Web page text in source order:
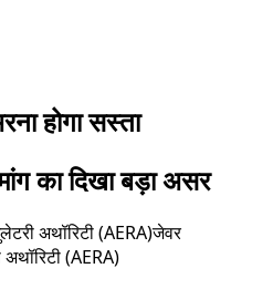
होगा सस्ता
का दिखा बड़ा असर
अथॉरिटी (AERA)जेवर
अथॉरिटी (AERA)